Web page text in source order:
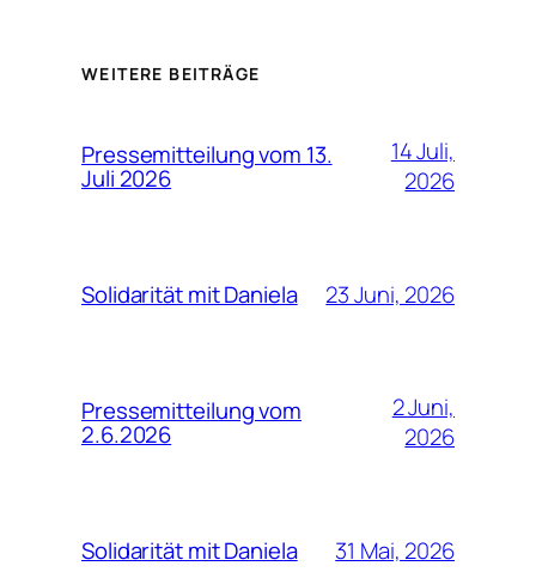
WEITERE BEITRÄGE
Pressemitteilung vom 13.
Juli 2026
14 Juli,
2026
Solidarität mit Daniela 23 Juni, 2026
Pressemitteilung vom
2.6.2026
2 Juni,
2026
Solidarität mit Daniela 31 Mai, 2026